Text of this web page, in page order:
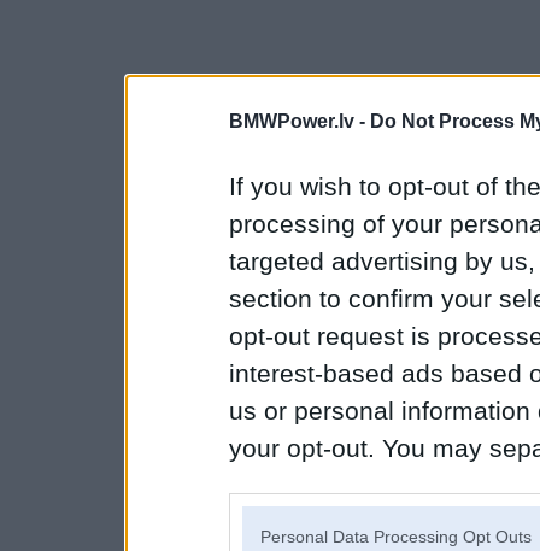
BMWPower.lv - Do Not Process
If you wish to opt-out of
processing of your
targeted advertising by
section to confirm your
opt-out request is
interest-based ads based
us or personal
your opt-out. You may
Personal Data Processing Opt Outs